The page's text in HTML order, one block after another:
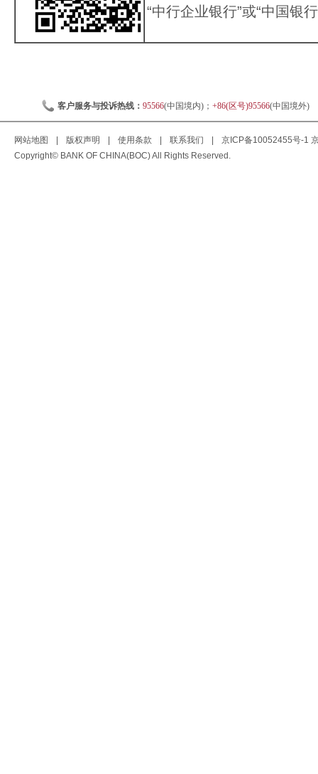
“中行企业银行”或“中国银
客户服务与投诉热线： 95566(中国境内)； +86(区号)95566(中国境外)
网站地图 版权声明 使用条款 联系我们 京ICP备10052455号-1
Copyright© BANK OF CHINA(BOC) All Rights Reserved.